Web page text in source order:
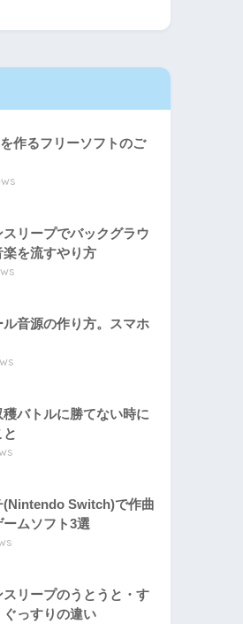
作るフリーソフトのご
スリープでバックグラウ
楽を流すやり方
ル音源の作り方。スマホ
バトルに勝てない時に
(Nintendo Switch)で作曲
ームソフト3選
スリープのうとうと・す
ぐっすりの違い